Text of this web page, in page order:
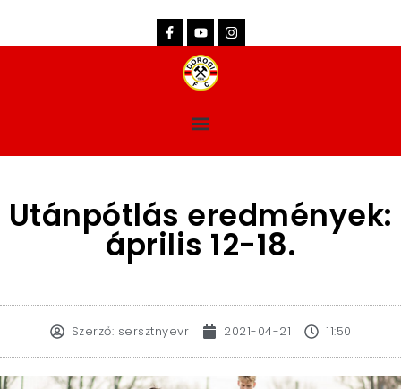
Utánpótlás eredmények:
április 12-18.
Szerző: sersztnyevr 2021-04-21 11:50